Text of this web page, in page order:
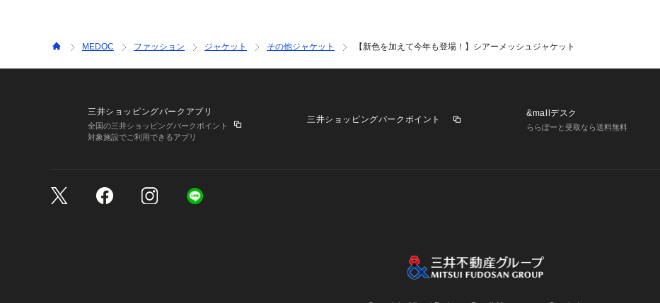
MEDOC ファッション ジャケット その他ジャケット 【新色を加えて今年も登場！】シアーメッシュジャケット
三井ショッピングパークアプリ
全国の三井ショッピングパークポイント
対象施設でご利用できるアプリ
三井ショッピングパークポイント
&mallデスク
ららぽーと受取なら送料無料
個人情報保護方針 個人情報の取り扱いについて